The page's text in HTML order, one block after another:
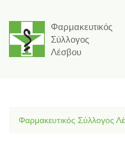
Φαρμακευτικός
Σύλλογος
Λέσβου
Φαρμακευτικός Σύλλογος